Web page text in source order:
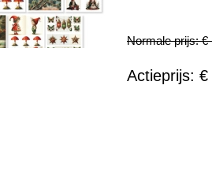
Normale prijs: €
Actieprijs: